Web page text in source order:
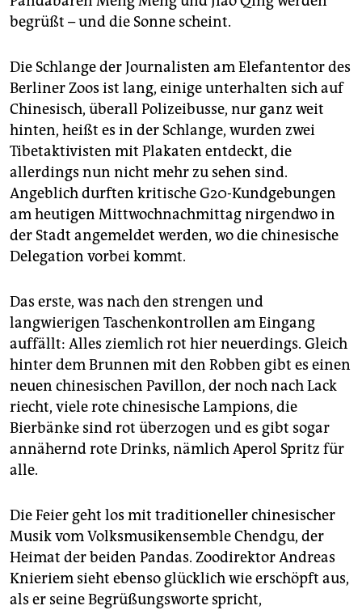
begrüßt – und die Sonne scheint.
Die Schlange der Journalisten am Elefantentor des
Berliner Zoos ist lang, einige unterhalten sich auf
Chinesisch, überall Polizeibusse, nur ganz weit
hinten, heißt es in der Schlange, wurden zwei
Tibetaktivisten mit Plakaten entdeckt, die
allerdings nun nicht mehr zu sehen sind.
Angeblich durften kritische G20-Kundgebungen
am heutigen Mittwochnachmittag nirgendwo in
der Stadt angemeldet werden, wo die chinesische
Delegation vorbei kommt.
Das erste, was nach den strengen und
langwierigen Taschenkontrollen am Eingang
auffällt: Alles ziemlich rot hier neuerdings. Gleich
hinter dem Brunnen mit den Robben gibt es einen
neuen chinesischen Pavillon, der noch nach Lack
riecht, viele rote chinesische Lampions, die
Bierbänke sind rot überzogen und es gibt sogar
annähernd rote Drinks, nämlich Aperol Spritz für
alle.
Die Feier geht los mit traditioneller chinesischer
Musik vom Volksmusikensemble Chendgu, der
Heimat der beiden Pandas. Zoodirektor Andreas
Knieriem sieht ebenso glücklich wie erschöpft aus,
als er seine Begrüßungsworte spricht,